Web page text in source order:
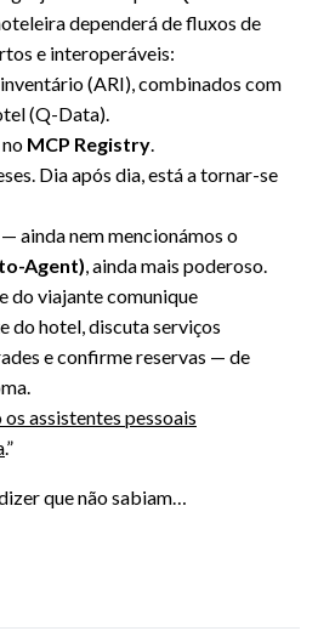
dependerá de fluxos de
e interoperáveis:
(ARI), combinados com
(Q-Data).
MCP Registry.
Dia após dia, está a tornar-se
ainda nem mencionámos o
Agent), ainda mais poderoso.
do viajante comunique
do hotel, discuta serviços
e confirme reservas — de
assistentes pessoais
.”
que não sabiam…